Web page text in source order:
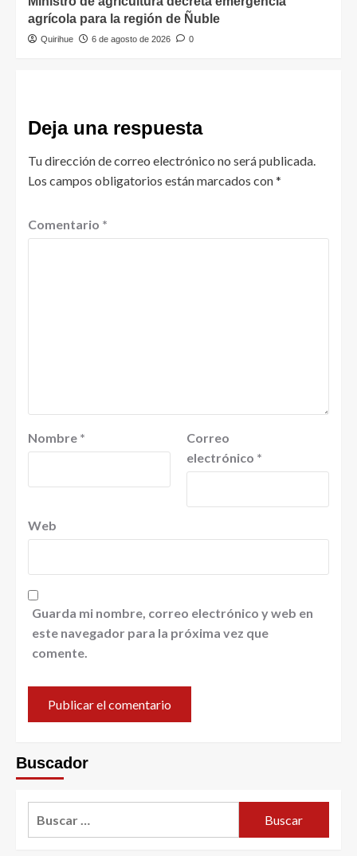
agrícola para la región de Ñuble
Quirihue 6 de agosto de 2026 0
Deja una respuesta
Tu dirección de correo electrónico no será publicada.
Los campos obligatorios están marcados con*
Comentario *
Nombre *
Correo
electrónico *
Web
Guarda mi nombre, correo electrónico y web en
este navegador para la próxima vez que
comente.
Buscador